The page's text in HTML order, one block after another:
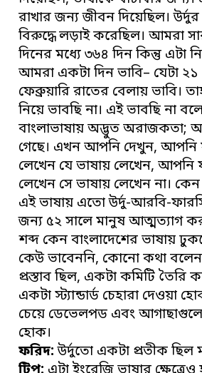
রাখার জন্য জীবন দিয়েছিল।
বিরুদ্ধে লড়াই করেছিল। আমরা
দিনের মধ্যে ৩৬৪ দিন কিন্তু এটা
আমরা একটা দিন ভাবি– যেটা ২১
ফেব্রুয়ারি রাতের বেলায় ভাবি।
নিয়ে ভাবছি না। এই ভাবছি না
বাংলাভাষায় অদ্ভুত অরাজকতা;
গেছে। এখন আপনি দেখুন, আপনি
লেখেন যে ভাষায় লেখেন, আপনি
লেখেন সে ভাষায় লেখেন না।
এই ভাষায় এতো উর্দু-আরবি-
জন্য ৫২ সালে মানুষ আত্মত্যাগ
শব্দ কেন বাংলাদেশের ভাষায়
কেউ ভাবেননি, কোনো কথা
প্রস্তাব ছিল, একটা কমিটি তৈরি
একটা স্ট্যান্ডার্ড চেহারা দেওয়া
চেয়ে ডেভেলপড এবং
হোক।
ফরিদ: উর্দুতো একটা প্রতীক ছিল